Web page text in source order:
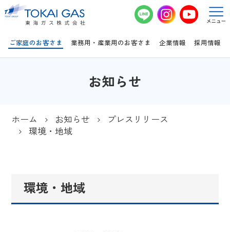
ご家庭のお客さま 業務用・産業用のお客さま 企業情報 採用情報
お知らせ
ホーム お知らせ
プレスリリース
環境・地域
環境・地域